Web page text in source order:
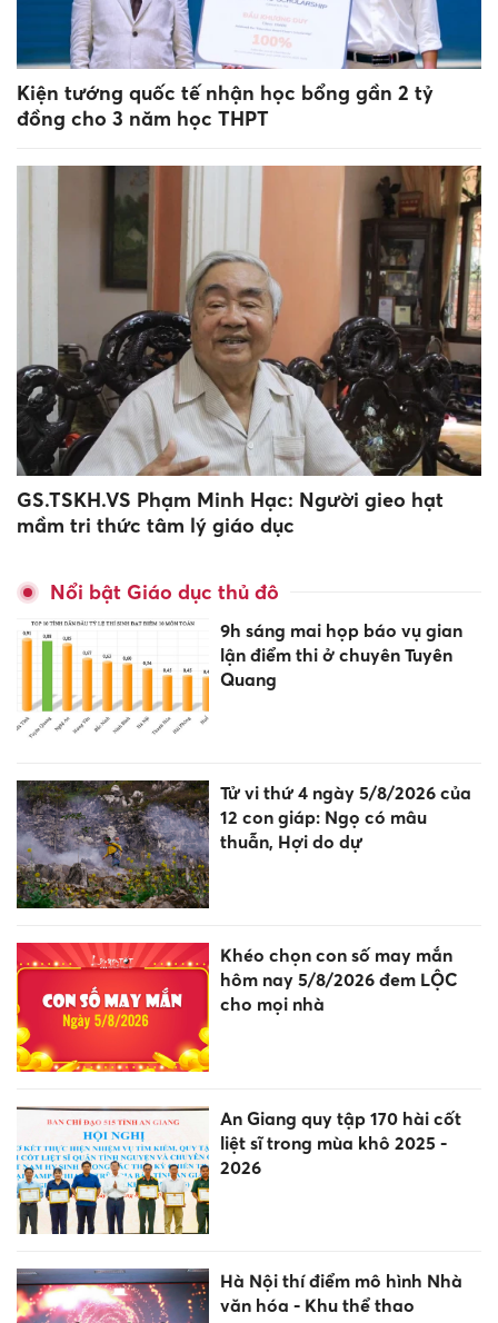
Kiện tướng quốc tế nhận học bổng gần 2 tỷ
đồng cho 3 năm học THPT
GS.TSKH.VS Phạm Minh Hạc: Người gieo hạt
mầm tri thức tâm lý giáo dục
Nổi bật Giáo dục thủ đô
9h sáng mai họp báo vụ gian
lận điểm thi ở chuyên Tuyên
Quang
Tử vi thứ 4 ngày 5/8/2026 của
12 con giáp: Ngọ có mâu
thuẫn, Hợi do dự
Khéo chọn con số may mắn
hôm nay 5/8/2026 đem LỘC
cho mọi nhà
An Giang quy tập 170 hài cốt
liệt sĩ trong mùa khô 2025 -
2026
Hà Nội thí điểm mô hình Nhà
văn hóa - Khu thể thao